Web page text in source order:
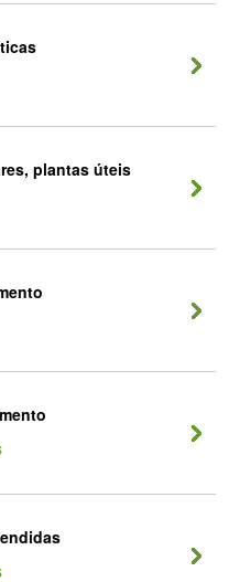
plantas úteis